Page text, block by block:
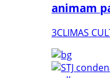
animam
3CLIMAS